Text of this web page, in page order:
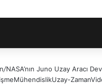
/NASA’nın Juno Uzay Aracı
MühendislikUzay-Zaman